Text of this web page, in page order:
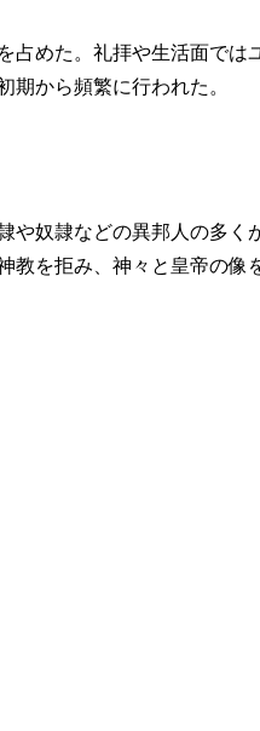
占めた。礼拝や生活面で
期から頻繁に行われた。
や奴隷などの異邦人の多
教を拒み、神々と皇帝の